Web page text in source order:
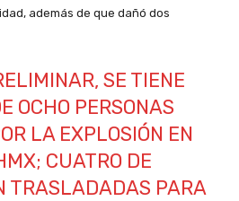
además de que dañó dos
SE TIENE
OCHO PERSONAS
LA EXPLOSIÓN EN
; CUATRO DE
TRASLADADAS PARA